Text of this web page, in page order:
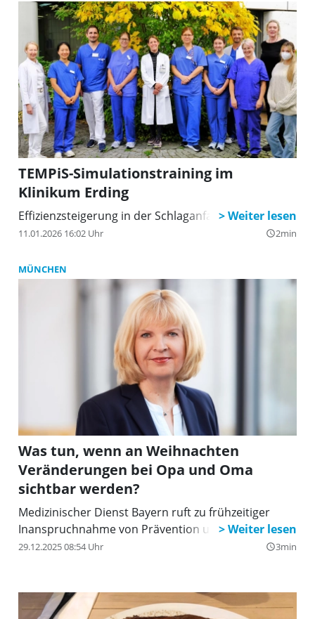
TEMPiS-Simulationstraining im
Klinikum Erding
Effizienzsteigerung in der Schlaganfallversorgung
11.01.2026 16:02 Uhr query_builder2min
MÜNCHEN
Was tun, wenn an Weihnachten
Veränderungen bei Opa und Oma
sichtbar werden?
Medizinischer Dienst Bayern ruft zu frühzeitiger
Inanspruchnahme von Prävention und Beratung auf
29.12.2025 08:54 Uhr query_builder3min